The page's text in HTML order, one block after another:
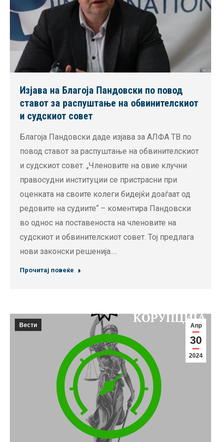
Изјава на Благоја Пандовски по повод
ставот за распуштање на обвинителскиот
и судскиот совет
Благоја Пандовски даде изјава за АЛФА ТВ по
повод ставот за распуштање на обвинителскиот
и судскиот совет. „Членовите на овие клучни
правосудни институции се пристрасни при
оценката на своите колеги бидејќи доаѓаат од
редовите на судиите“ – коментира Пандовски
во однос на поставеноста на членовите на
судскиот и обвинителскиот совет. Тој предлага
нови законски решенија.…
Прочитај повеќе
Апр
30
2024
Вести